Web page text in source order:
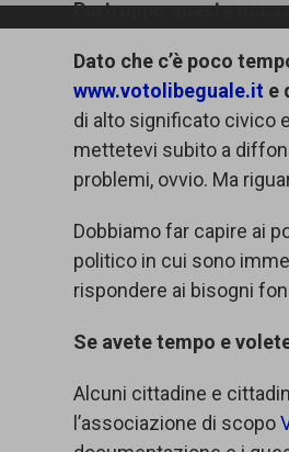
Purtroppo questa
Dato che c’è poco
www.votolibeguale.it e
di alto significato civico
mettetevi subito a
problemi, ovvio. Ma
Dobbiamo far capire ai
politico in cui sono
rispondere ai bisogni
Se avete tempo e
Alcuni cittadine e
l’associazione di scopo